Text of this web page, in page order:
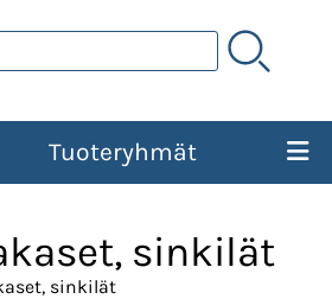
Tuoteryhmät
sinkilät
sinkilät